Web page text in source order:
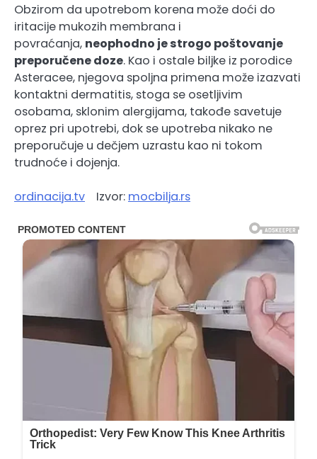
Obzirom da upotrebom korena može doći do
iritacije mukozih membrana i
povraćanja, neophodno je strogo poštovanje
preporučene doze. Kao i ostale biljke iz porodice
Asteracee, njegova spoljna primena može izazvati
kontaktni dermatitis, stoga se osetljivim
osobama, sklonim alergijama, takođe savetuje
oprez pri upotrebi, dok se upotreba nikako ne
preporučuje u dečjem uzrastu kao ni tokom
trudnoće i dojenja.
ordinacija.tv Izvor: mocbilja.rs